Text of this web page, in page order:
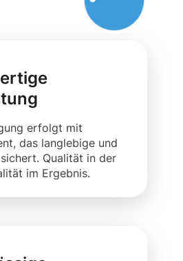
erfolgt mit
das langlebige und
Qualität in der
im Ergebnis.